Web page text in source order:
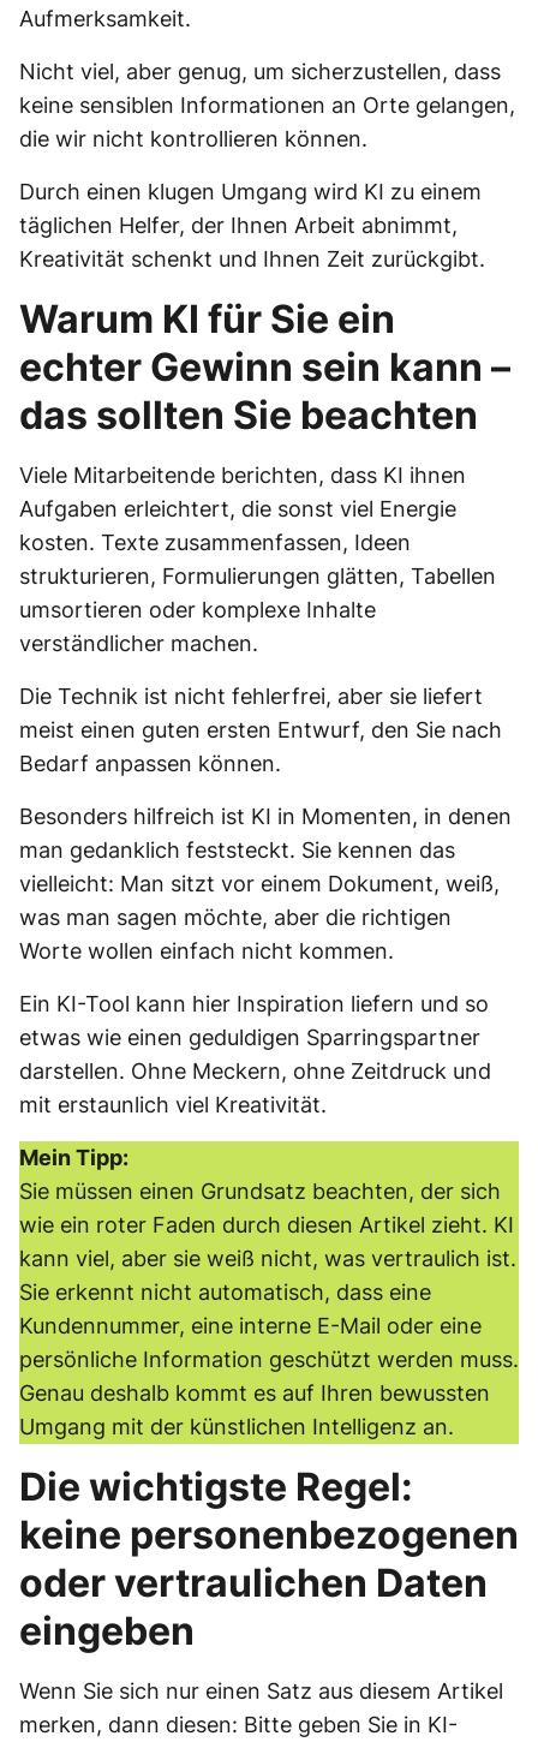
Aufmerksamkeit.
Nicht viel, aber genug, um sicherzustellen, dass
keine sensiblen Informationen an Orte gelangen,
die wir nicht kontrollieren können.
Durch einen klugen Umgang wird KI zu einem
täglichen Helfer, der Ihnen Arbeit abnimmt,
Kreativität schenkt und Ihnen Zeit zurückgibt.
Warum KI für Sie ein
echter Gewinn sein kann –
das sollten Sie beachten
Viele Mitarbeitende berichten, dass KI ihnen
Aufgaben erleichtert, die sonst viel Energie
kosten. Texte zusammenfassen, Ideen
strukturieren, Formulierungen glätten, Tabellen
umsortieren oder komplexe Inhalte
verständlicher machen.
Die Technik ist nicht fehlerfrei, aber sie liefert
meist einen guten ersten Entwurf, den Sie nach
Bedarf anpassen können.
Besonders hilfreich ist KI in Momenten, in denen
man gedanklich feststeckt. Sie kennen das
vielleicht: Man sitzt vor einem Dokument, weiß,
was man sagen möchte, aber die richtigen
Worte wollen einfach nicht kommen.
Ein KI-Tool kann hier Inspiration liefern und so
etwas wie einen geduldigen Sparringspartner
darstellen. Ohne Meckern, ohne Zeitdruck und
mit erstaunlich viel Kreativität.
Mein Tipp:
Sie müssen einen Grundsatz beachten, der sich
wie ein roter Faden durch diesen Artikel zieht. KI
kann viel, aber sie weiß nicht, was vertraulich ist.
Sie erkennt nicht automatisch, dass eine
Kundennummer, eine interne E-Mail oder eine
persönliche Information geschützt werden muss.
Genau deshalb kommt es auf Ihren bewussten
Umgang mit der künstlichen Intelligenz an.
Die wichtigste Regel:
keine personenbezogenen
oder vertraulichen Daten
eingeben
Wenn Sie sich nur einen Satz aus diesem Artikel
merken, dann diesen: Bitte geben Sie in KI-